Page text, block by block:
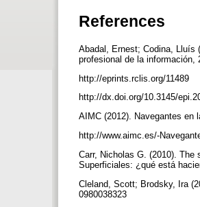
References
Abadal, Ernest; Codina, Lluís
profesional de la
http://eprints.rclis.org/11489
http://dx.doi.org/10.3145/
AIMC (2012). Navegantes en
http://www.aimc.es/-
Carr, Nicholas G. (2010). The
Superficiales: ¿qué está
Cleland, Scott; Brodsky, Ira
0980038323